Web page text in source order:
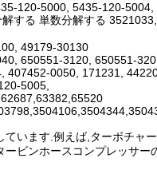
120-5000, 5435-120-
する 単数分解する
49179-30130
650551-3120, 650551-
0050, 171231,
5005,
います.例えば,ターボチャ
ビンホースコンプレッサ